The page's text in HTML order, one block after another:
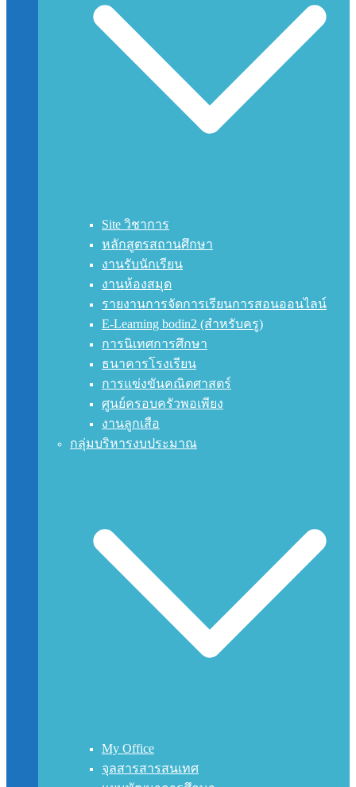
Site วิชาการ
หลักสูตรสถานศึกษา
งานรับนักเรียน
งานห้องสมุด
รายงานการจัดการเรียนการสอนออนไลน์
E-Learning bodin2 (สำหรับครู)
การนิเทศการศึกษา
ธนาคารโรงเรียน
การแข่งขันคณิตศาสตร์
ศูนย์ครอบครัวพอเพียง
งานลูกเสือ
กลุ่มบริหารงบประมาณ
My Office
จุลสารสารสนเทศ